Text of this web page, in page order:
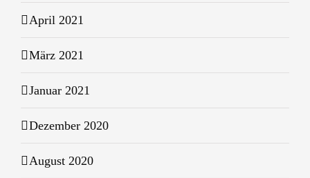
April 2021
März 2021
Januar 2021
Dezember 2020
August 2020